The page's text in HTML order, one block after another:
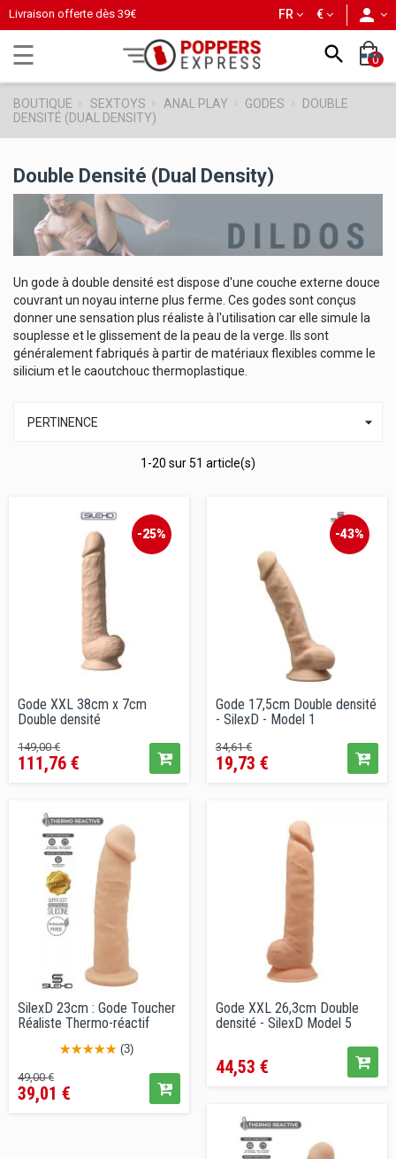
Livraison offerte dès 39€ €
FR
Basculer
la
navigation
☰  0
BOUTIQUE SEXTOYS ANAL PLAY GODES
DOUBLE
DENSITÉ (DUAL DENSITY)
Double Densité (Dual Density)
Un gode à double densité est dispose d'une couche externe douce
couvrant un noyau interne plus ferme. Ces godes sont conçus
donner une sensation plus réaliste à l'utilisation car elle simule la
souplesse et le glissement de la peau de la verge. Ils sont
généralement fabriqués à partir de matériaux flexibles comme le
silicium et le caoutchouc thermoplastique.
PERTINENCE 
1-20 sur 51 article(s)
-25%
Gode XXL 38cm x 7cm
Double densité
Prix
de
149,00 €Prix
111,76 €
-43%
Gode 17,5cm Double densité
- SilexD - Model 1
Prix
de
34,61 €Prix
19,73 €
SilexD 23cm : Gode Toucher
Réaliste Thermo-réactif
(3)
Prix
de
49,00 €Prix
39,01 €
Gode XXL 26,3cm Double
densité - SilexD Model 5
44,53 €